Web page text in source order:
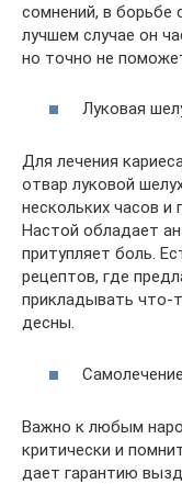
сомнений, в борьбе
лучшем случае он
но точно не
Луковая
Для лечения
отвар луковой
нескольких часов и
Настой обладает
притупляет боль.
рецептов, где
прикладывать что-
десны.
Важно к любым
критически и
дает гарантию